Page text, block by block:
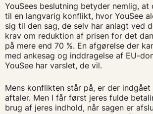
YouSees beslutning betyder nemlig, at
til en langvarig konflikt, hvor YouSee
sig til den sag, de selv har anlagt ved
krav om reduktion af prisen for det
på mere end 70 %. En afgørelse der
med ankesag og inddragelse af EU-
YouSee har varslet, de vil.
Mens konflikten står på, er der
aftaler. Men I får først jeres fulde
brug af jeres indhold, når sagen er